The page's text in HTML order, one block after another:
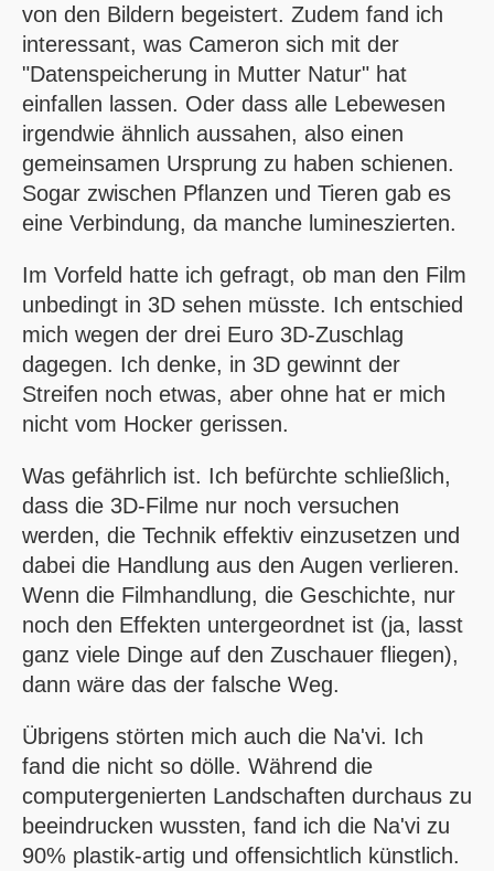
von den Bildern begeistert. Zudem fand ich
interessant, was Cameron sich mit der
"Datenspeicherung in Mutter Natur" hat
einfallen lassen. Oder dass alle Lebewesen
irgendwie ähnlich aussahen, also einen
gemeinsamen Ursprung zu haben schienen.
Sogar zwischen Pflanzen und Tieren gab es
eine Verbindung, da manche lumineszierten.
Im Vorfeld hatte ich gefragt, ob man den Film
unbedingt in 3D sehen müsste. Ich entschied
mich wegen der drei Euro 3D-Zuschlag
dagegen. Ich denke, in 3D gewinnt der
Streifen noch etwas, aber ohne hat er mich
nicht vom Hocker gerissen.
Was gefährlich ist. Ich befürchte schließlich,
dass die 3D-Filme nur noch versuchen
werden, die Technik effektiv einzusetzen und
dabei die Handlung aus den Augen verlieren.
Wenn die Filmhandlung, die Geschichte, nur
noch den Effekten untergeordnet ist (ja, lasst
ganz viele Dinge auf den Zuschauer fliegen),
dann wäre das der falsche Weg.
Übrigens störten mich auch die Na'vi. Ich
fand die nicht so dölle. Während die
computergenierten Landschaften durchaus zu
beeindrucken wussten, fand ich die Na'vi zu
90% plastik-artig und offensichtlich künstlich.